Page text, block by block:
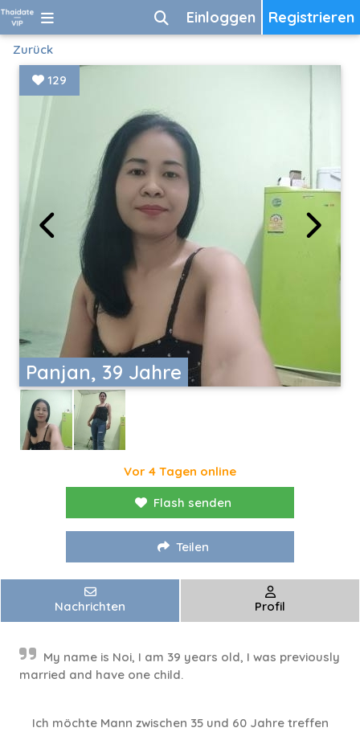
Registrieren
Einloggen
Zurück
Panjan, 39 Jahre
129
Vor 4 Tagen online
Flash senden
Teilen
Nachrichten Profil
My name is Noi, I am 39 years old, I was previously
married and have one child.
Ich möchte Mann zwischen 35 und 60 Jahre treffen